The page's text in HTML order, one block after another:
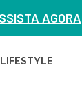
AGORA
LIFESTYLE